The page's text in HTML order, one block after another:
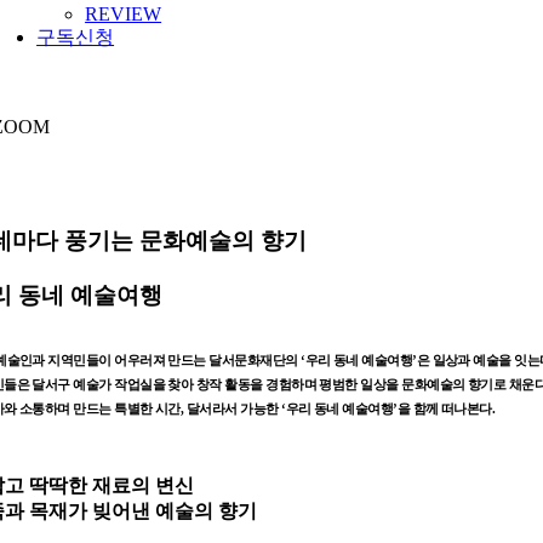
REVIEW
구독신청
마다 풍기는 문화예술의 향기
동네 예술여행
술인과 지역민들이 어우러져 만드는 달서문화재단의 ‘우리 동네 예술여행’은 일상과 예술을 잇는
들은 달서구 예술가 작업실을 찾아 창작 활동을 경험하며 평범한 일상을 문화예술의 향기로 채운
와 소통하며 만드는 특별한 시간, 달서라서 가능한 ‘우리 동네 예술여행’을 함께 떠나본다.
고 딱딱한 재료의 변신
목재가 빚어낸 예술의 향기